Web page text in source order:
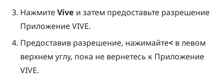
Нажмите Vive и затем предоставьте разрешение
Приложение VIVE.
Предоставив разрешение, нажимайте<в левом
верхнем углу, пока не вернетесь к Приложение
VIVE.